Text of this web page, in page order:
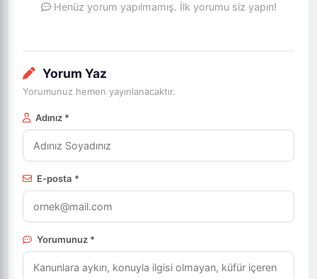
Henüz yorum yapılmamış. İlk yorumu siz yapın!
Yorum Yaz
Yorumunuz hemen yayınlanacaktır.
Adınız *
E-posta *
Yorumunuz *